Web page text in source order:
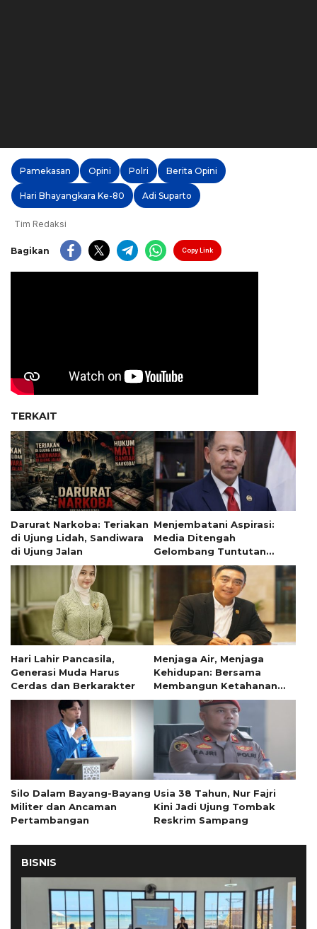
Pamekasan Opini Polri Berita Opini
Hari Bhayangkara Ke-80 Adi Suparto
Tim Redaksi
Bagikan Copy Link
TERKAIT
Darurat Narkoba: Teriakan
di Ujung Lidah, Sandiwara
di Ujung Jalan
Menjembatani Aspirasi:
Media Ditengah
Gelombang Tuntutan
Mahasiswa
Hari Lahir Pancasila,
Generasi Muda Harus
Cerdas dan Berkarakter
Menjaga Air, Menjaga
Kehidupan: Bersama
Membangun Ketahanan
Masyarakat di Musim
Kemarau
Silo Dalam Bayang-Bayang
Militer dan Ancaman
Pertambangan
Usia 38 Tahun, Nur Fajri
Kini Jadi Ujung Tombak
Reskrim Sampang
BISNIS